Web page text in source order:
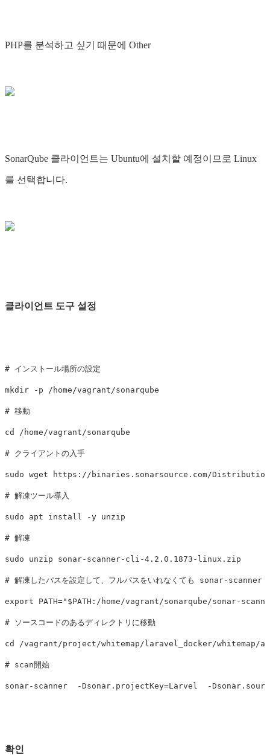
PHP를 분석하고 싶기 때문에 Other
SonarQube 클라이언트는 Ubuntu에 설치할 예정이므로 Linux
를 선택합니다.
클라이언트 도구 설정
# インストール場所の設定
mkdir -p
# 移動
cd
# クライアントの入手
sudo
# 解凍ツール導入
sudo apt install -y
# 解凍
sudo
# 解凍したパスを設定して、フルパスをいれなくても sonar-scanner
export PATH=" $PATH :/home/vagrant/sonarqube/sonar-
# ソースコードのあるディレクトリに移動
cd
# scan開始
sonar-scanner -Dsonar .projectKey=Larvel -Dsonar
확인